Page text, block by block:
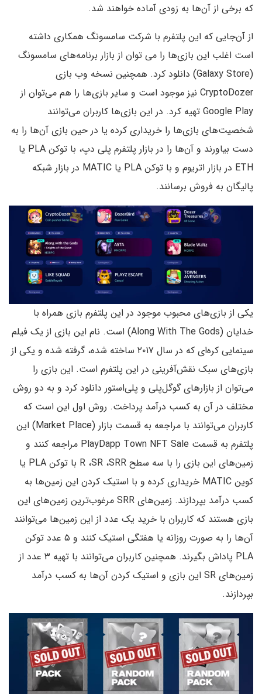
که برخی از آن‌ها به زودی آماده خواهند شد.
از آن‌جایی که این پلتفرم با شرکت سامسونگ همکاری داشته
است اغلب این بازی‌ها را می توان از بازار برنامه‌های سامسونگ
(Galaxy Store) دانلود کرد. همچنین نسخه وب بازی
CryptoDozer نیز موجود است و سایر بازی‌ها را هم می‌توان از
Google Play تهیه کرد. در این بازی‌ها کاربران می‌توانند
شخصیت‌های بازی‌ها را خریداری کرده یا در حین بازی آن‌ها را به
دست بیاورند و آن‌ها را در بازار پلتفرم پلی دپ، با توکن PLA یا
ETH در بازار اتریوم و با توکن PLA یا MATIC در بازار شبکه
پالیگان به فروش برسانند.
یکی از بازی‌های محبوب موجود در این پلتفرم بازی همراه با
خدایان (Along With The Gods) است. نام این بازی از یک فیلم
سینمایی کره‌ای که در سال ۲۰۱۷ ساخته شده، گرفته شده و یکی از
بازی‌های سبک نقش‌آفرینی در این پلتفرم است. این بازی را
می‌توان از بازارهای گوگل‌پلی و پلی‌استور دانلود کرد و به دو روش
مختلف در آن به کسب درآمد پرداخت. روش اول این است که
کاربران می‌توانند با مراجعه به قسمت بازار (Market Place) این
پلتفرم به قسمت PlayDapp Town NFT Sale مراجعه کنند و
زمین‌های این بازی را با سه سطح R ،SR ،SRR با توکن PLA یا
کوین MATIC خریداری کرده و با استیک کردن این زمین‌ها به
کسب درآمد بپردازند. زمین‌های SRR مرغوب‌ترین زمین‌های این
بازی هستند که کاربران با خرید یک عدد از این زمین‌ها می‌توانند
آن‌ها را به صورت روزانه یا هفتگی استیک کنند و ۵ عدد توکن
PLA پاداش بگیرند. همچنین کاربران می‌توانند با تهیه ۳ عدد از
زمین‌های SR این بازی و استیک کردن آن‌ها به کسب درآمد
بپردازند.